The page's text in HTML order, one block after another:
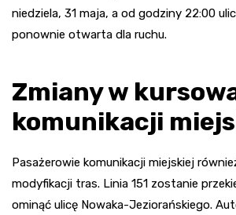
niedziela, 31 maja, a od godziny 22:00
ponownie otwarta dla ruchu.
Zmiany w
komunikacji
Pasażerowie komunikacji miejskiej
modyfikacji tras. Linia 151 zostanie
ominąć ulicę Nowaka-Jeziorańskiego.